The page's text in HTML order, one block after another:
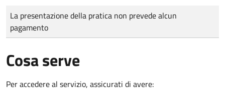
Tipo di pagamento
Importo
La presentazione della pratica non prevede alcun
pagamento
Cosa serve
Per accedere al servizio, assicurati di avere: